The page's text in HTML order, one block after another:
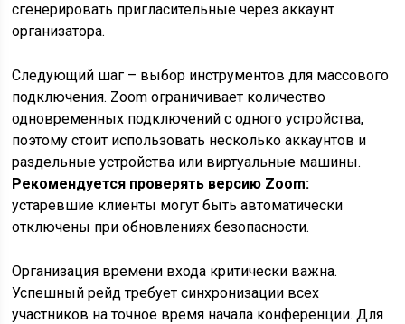
сгенерировать пригласительные через аккаунт
организатора.
Следующий шаг – выбор инструментов для массового
подключения. Zoom ограничивает количество
одновременных подключений с одного устройства,
поэтому стоит использовать несколько аккаунтов и
раздельные устройства или виртуальные машины.
Рекомендуется проверять версию Zoom:
устаревшие клиенты могут быть автоматически
отключены при обновлениях безопасности.
Организация времени входа критически важна.
Успешный рейд требует синхронизации всех
участников на точное время начала конференции. Для